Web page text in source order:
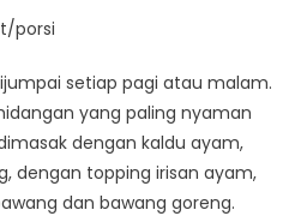
porsi
setiap pagi atau malam.
yang paling nyaman
dengan kaldu ayam,
dengan topping irisan ayam,
dan bawang goreng.